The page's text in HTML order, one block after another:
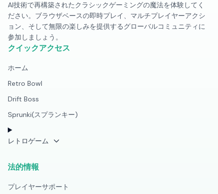
AI技術で再構築されたクラシックゲーミングの魔法を体験してく
ださい。ブラウザベースの即時プレイ、マルチプレイヤーアクシ
ョン、そして無限の楽しみを提供するグローバルコミュニティに
参加しましょう。
クイックアクセス
ホーム
Retro Bowl
Drift Boss
Sprunki(スプランキー)
レトロゲーム
法的情報
プレイヤーサポート